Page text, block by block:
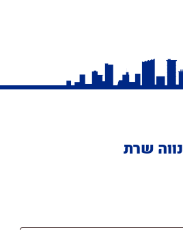
נווה שרת